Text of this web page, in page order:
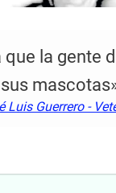
que la gente
sus
Luis Guerrero -